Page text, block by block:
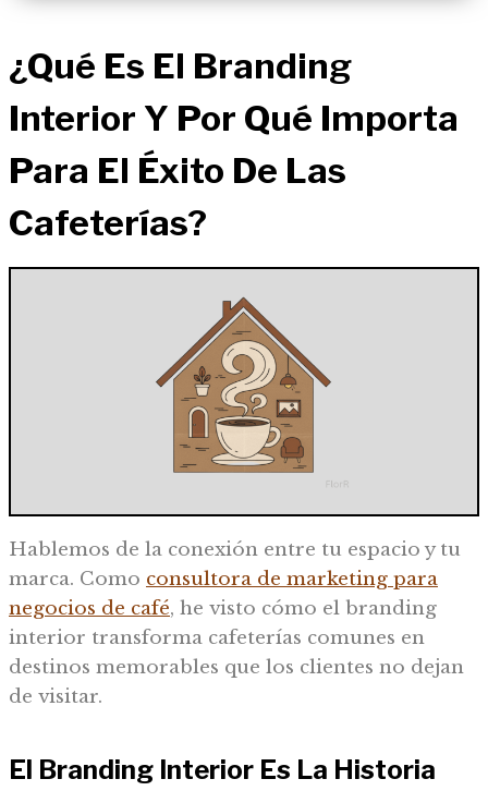
¿Qué Es El Branding
Interior Y Por Qué Importa
Para El Éxito De Las
Cafeterías?
Hablemos de la conexión entre tu espacio y tu
marca. Como consultora de marketing para
negocios de café, he visto cómo el branding
interior transforma cafeterías comunes en
destinos memorables que los clientes no dejan
de visitar.
El Branding Interior Es La Historia